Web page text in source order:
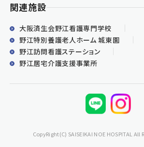
関連施設
大阪済生会野江看護専門学校
野江特別養護老人ホーム 城東園
野江訪問看護ステーション
野江居宅介護支援事業所
CopyRight(C) SAISEIKAI NOE HOSPITAL All